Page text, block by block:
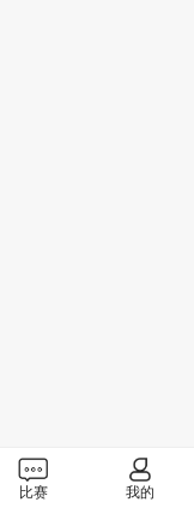
比赛 我的